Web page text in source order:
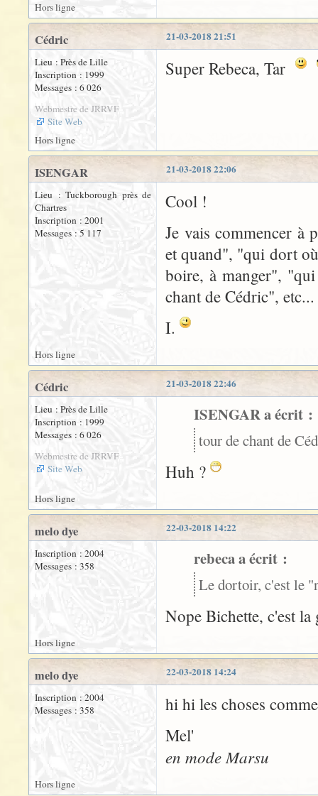
Hors ligne
21-03-2018 21:51
Cédric
Lieu : Près de Lille
Inscription : 1999
Messages : 6 026
Webmestre de JRRVF
Site Web
Super Rebeca, Tar
Hors ligne
21-03-2018 22:06
ISENGAR
Lieu : Tuckborough près de
Chartres
Inscription : 2001
Messages : 5 117
Cool !
Je vais commencer à
et quand", "qui dort
boire, à manger",
chant de Cédric", etc...
I.
Hors ligne
21-03-2018 22:46
Cédric
Lieu : Près de Lille
Inscription : 1999
Messages : 6 026
Webmestre de JRRVF
Site Web
ISENGAR a écrit :
tour de chant de
Huh ?
Hors ligne
22-03-2018 14:22
melo dye
Inscription : 2004
Messages : 358
rebeca a écrit :
Le dortoir, c'est le
Nope Bichette, c'est
Hors ligne
22-03-2018 14:24
melo dye
Inscription : 2004
Messages : 358
hi hi les choses
Mel'
en mode Marsu
Hors ligne